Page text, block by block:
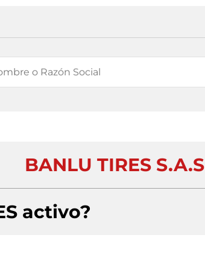
BANLU TIRES S.A.S
activo?